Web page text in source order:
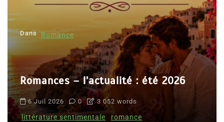
Dans Romance
Romances – l’actualité : été 2026
6 Juil 2026 0 3 052 words
littérature sentimentale romance